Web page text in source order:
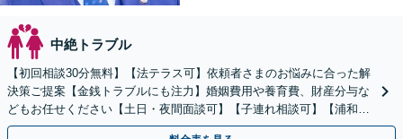
中絶トラブル
【初回相談30分無料】【法テラス可】依頼者さまのお悩みに合った解
決策ご提案【金銭トラブルにも注力】婚姻費用や養育費、財産分与な
どもお任せください【土日・夜間面談可】【子連れ相談可】【浦和駅
2分】